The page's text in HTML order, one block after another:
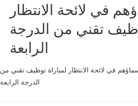
في لائحة الانتظار
تقني من الدرجة
الرابعة
في لائحة الانتظار لمباراة توظيف تقني من
الدرجة الرابعة